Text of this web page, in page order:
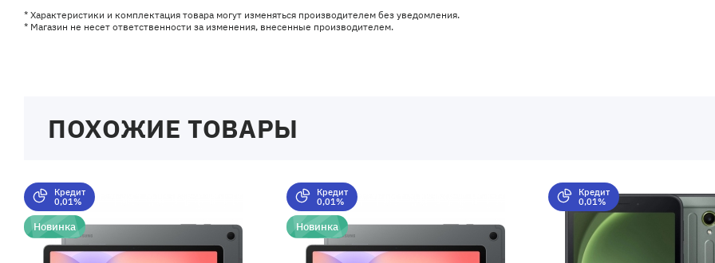
* Характеристики и комплектация товара могут изменяться производителем без уведомления.
* Магазин не несет ответственности за изменения, внесенные производителем.
ПОХОЖИЕ ТОВАРЫ
Кредит
0,01%
Новинка
Кредит
0,01%
Новинка
Кредит
0,01%